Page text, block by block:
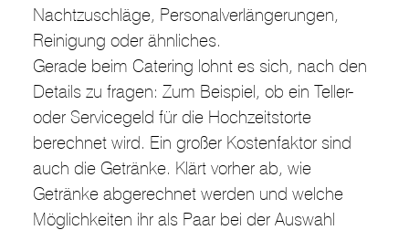
Nachtzuschläge, Personalverlängerungen,
Reinigung oder ähnliches.
Gerade beim Catering lohnt es sich, nach den
Details zu fragen: Zum Beispiel, ob ein Teller-
oder Servicegeld für die Hochzeitstorte
berechnet wird. Ein großer Kostenfaktor sind
auch die Getränke. Klärt vorher ab, wie
Getränke abgerechnet werden und welche
Möglichkeiten ihr als Paar bei der Auswahl